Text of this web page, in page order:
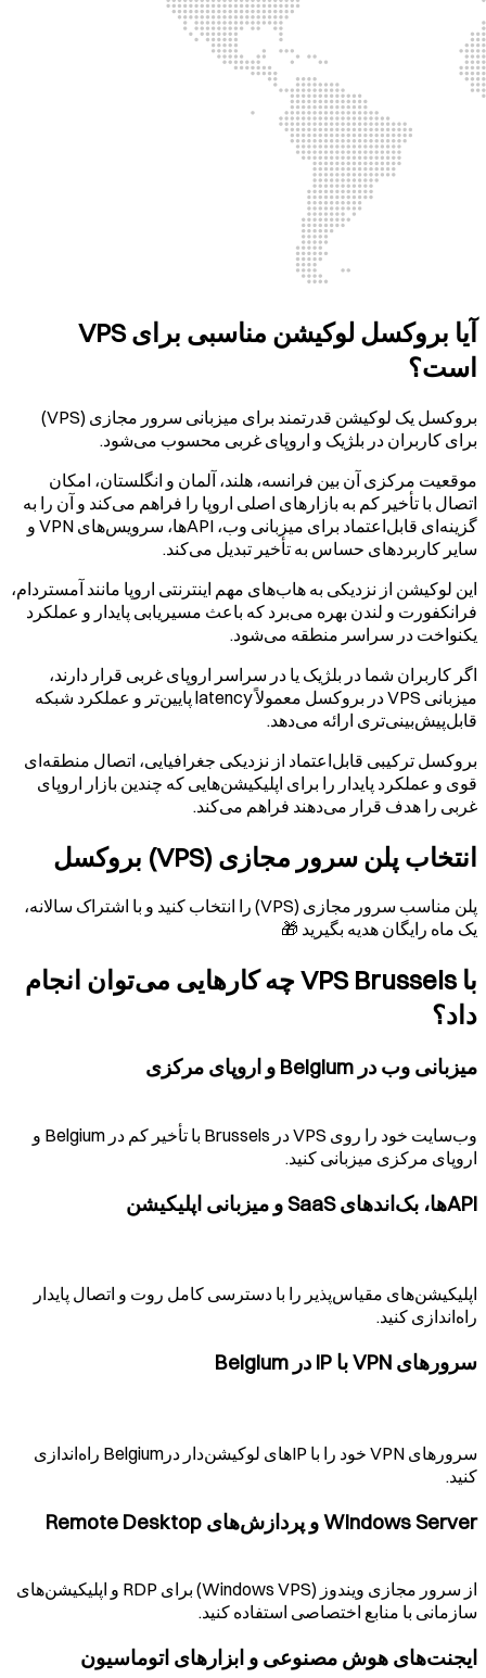
آیا بروکسل لوکیشن مناسبی برای VPS
است؟
بروکسل یک لوکیشن قدرتمند برای میزبانی سرور مجازی (VPS)
برای کاربران در بلژیک و اروپای غربی محسوب می‌شود.
موقعیت مرکزی آن بین فرانسه، هلند، آلمان و انگلستان، امکان
اتصال با تأخیر کم به بازارهای اصلی اروپا را فراهم می‌کند و آن را به
گزینه‌ای قابل‌اعتماد برای میزبانی وب، APIها، سرویس‌های VPN و
سایر کاربردهای حساس به تأخیر تبدیل می‌کند.
این لوکیشن از نزدیکی به هاب‌های مهم اینترنتی اروپا مانند آمستردام،
فرانکفورت و لندن بهره می‌برد که باعث مسیریابی پایدار و عملکرد
یکنواخت در سراسر منطقه می‌شود.
اگر کاربران شما در بلژیک یا در سراسر اروپای غربی قرار دارند،
میزبانی VPS در بروکسل معمولاً latency پایین‌تر و عملکرد شبکه
قابل‌پیش‌بینی‌تری ارائه می‌دهد.
بروکسل ترکیبی قابل‌اعتماد از نزدیکی جغرافیایی، اتصال منطقه‌ای
قوی و عملکرد پایدار را برای اپلیکیشن‌هایی که چندین بازار اروپای
غربی را هدف قرار می‌دهند فراهم می‌کند.
انتخاب پلن سرور مجازی (VPS) بروکسل
پلن مناسب سرور مجازی (VPS) را انتخاب کنید و با اشتراک سالانه،
یک ماه رایگان هدیه بگیرید 🎁
با VPSBrussels
چه کارهایی می‌توان انجام
داد؟
میزبانی وب در Belgium و اروپای مرکزی
وب‌سایت خود را روی VPS در Brussels با تأخیر کم در Belgium و
اروپای مرکزی میزبانی کنید.
APIها، بک‌اندهای SaaS و میزبانی اپلیکیشن
اپلیکیشن‌های مقیاس‌پذیر را با دسترسی کامل روت و اتصال پایدار
راه‌اندازی کنید.
سرورهای VPN با IP در Belgium
سرورهای VPN خود را با IPهای لوکیشن‌دار در Belgium راه‌اندازی
کنید.
Windows Server و پردازش‌های Remote Desktop
از سرور مجازی ویندوز (Windows VPS) برای RDP و اپلیکیشن‌های
سازمانی با منابع اختصاصی استفاده کنید.
ایجنت‌های هوش مصنوعی و ابزارهای اتوماسیون